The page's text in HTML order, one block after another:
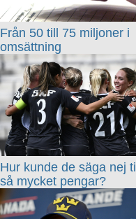
Från 50 till 75 miljoner i
omsättning
Hur kunde de säga nej till
så mycket pengar?